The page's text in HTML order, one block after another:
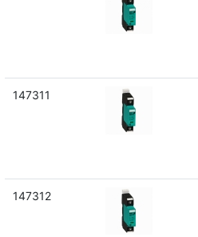
147311
147312